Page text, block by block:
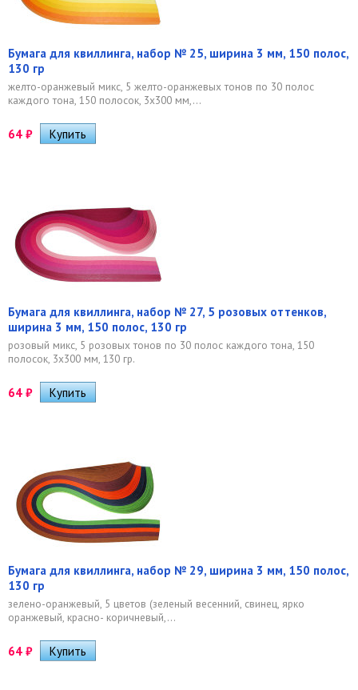
Бумага для квиллинга, набор № 25, ширина 3 мм, 150 полос,
130 гр
желто-оранжевый микс, 5 желто-оранжевых тонов по 30 полос
каждого тона, 150 полосок, 3х300 мм,...
64 ₽
Бумага для квиллинга, набор № 27, 5 розовых оттенков,
ширина 3 мм, 150 полос, 130 гр
розовый микс, 5 розовых тонов по 30 полос каждого тона, 150
полосок, 3х300 мм, 130 гр.
64 ₽
Бумага для квиллинга, набор № 29, ширина 3 мм, 150 полос,
130 гр
зелено-оранжевый, 5 цветов (зеленый весенний, свинец, ярко
оранжевый, красно- коричневый,...
64 ₽